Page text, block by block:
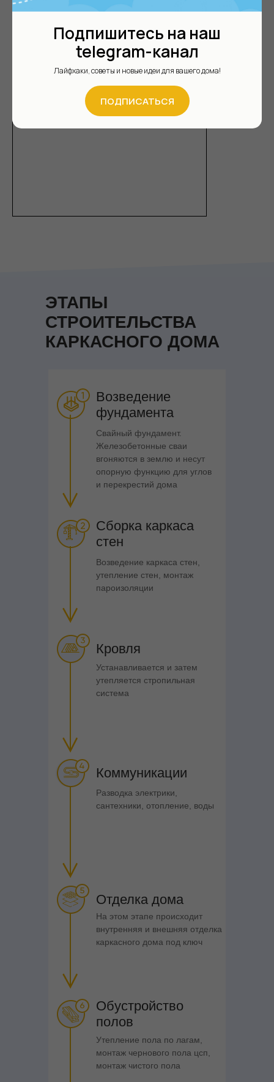
Подпишитесь на наш
telegram-канал
Лайфхаки, советы и новые идеи для вашего дома!
ПОДПИСАТЬСЯ
ЭТАПЫ
СТРОИТЕЛЬСТВА
КАРКАСНОГО ДОМА
Возведение
фундамента
Свайный фундамент.
Железобетонные сваи
вгоняются в землю и несут
опорную функцию для углов
и перекрестий дома
Сборка каркаса
стен
Возведение каркаса стен,
утепление стен, монтаж
пароизоляции
Кровля
Устанавливается и затем
утепляется стропильная
система
Утепление пола по лагам,
монтаж чернового пола цсп,
монтаж чистого пола
Коммуникации
Разводка электрики,
сантехники, отопление, воды
Обустройство
полов
Отделка дома
На этом этапе происходит
внутренняя и внешняя отделка
каркасного дома под ключ
В СВОИХ СОЦСЕТЯХ Я
ПОКАЗЫВАЮ
ПОЭТАПНО КАК МЫ